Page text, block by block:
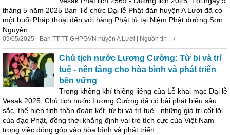
tháng 5 năm 2025 Ban Tổ chức Đại lễ Phật đản huyện A Lưới đã có
một buổi Pháp thoại đến với hàng Phật tử tại Niệm Phật đường Sơn
Nguyên....
09/05/2025 - Ban TT TT GHPGVN huyện A Lưới | Nguồn tin : -/-
Chủ tịch nước Lương Cường: Từ bi và trí
tuệ - nền tảng cho hòa bình và phát triển
bền vững
Trong không khí thiêng liêng của Lễ khai mạc Đại lễ
Vesak 2025, Chủ tịch nước Lương Cường đã có bài phát biểu sâu
sắc, thể hiện tinh thần đoàn kết, từ bi và trí tuệ - những giá trị cốt lõi
của đạo Phật, đồng thời khẳng định vai trò tích cực của Việt Nam
trong việc đóng góp vào hòa bình và phát triển......